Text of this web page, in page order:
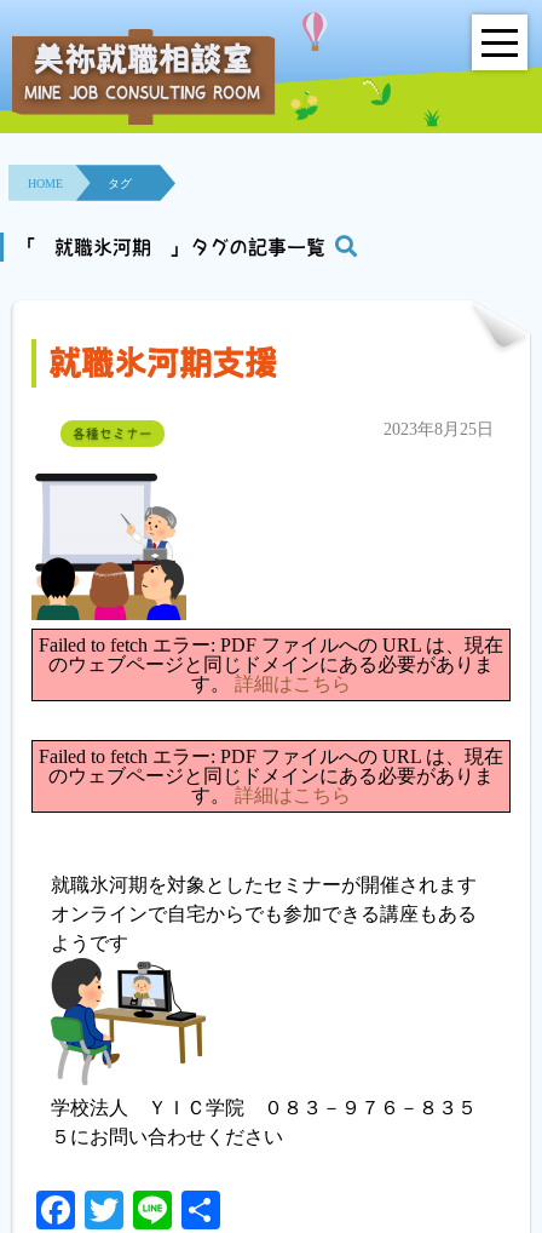
HOME
事業所紹介
就職面接会
利用者の声
地域連携事業
求人情報検索
各種セミナー
履歴書ジェネレーター
美祢就職相談室
MINE JOB CONSULTING ROOM
HOME タグ
「 就職氷河期 」タグの記事一覧
就職氷河期支援
各種セミナー 2023年8月25日
Failed to fetch エラー: PDF ファイルへの URL は、現在
のウェブページと同じドメインにある必要がありま
す。 詳細はこちら
Failed to fetch エラー: PDF ファイルへの URL は、現在
のウェブページと同じドメインにある必要がありま
す。 詳細はこちら
就職氷河期を対象としたセミナーが開催されます
オンラインで自宅からでも参加できる講座もある
ようです
学校法人 ＹＩＣ学院 ０８３－９７６－８３５
５にお問い合わせください
Facebook
Twitter
Line